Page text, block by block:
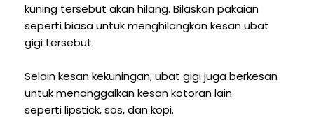
kuning tersebut akan hilang. Bilaskan pakaian
seperti biasa untuk menghilangkan kesan ubat
gigi tersebut.
Selain kesan kekuningan, ubat gigi juga berkesan
untuk menanggalkan kesan kotoran lain
seperti lipstick, sos, dan kopi.